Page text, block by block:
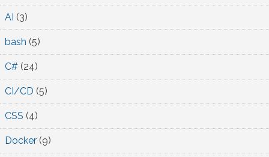
AI (3)
bash (5)
C# (24)
CI/CD (5)
CSS (4)
Docker (9)